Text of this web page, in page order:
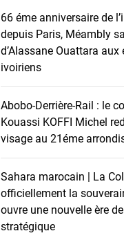
66 éme anniversaire de
depuis Paris, Méambly
d’Alassane Ouattara aux
ivoiriens
Abobo-Derrière-Rail : le
Kouassi KOFFI Michel
visage au 21éme
Sahara marocain | La
officiellement la
ouvre une nouvelle ère
stratégique